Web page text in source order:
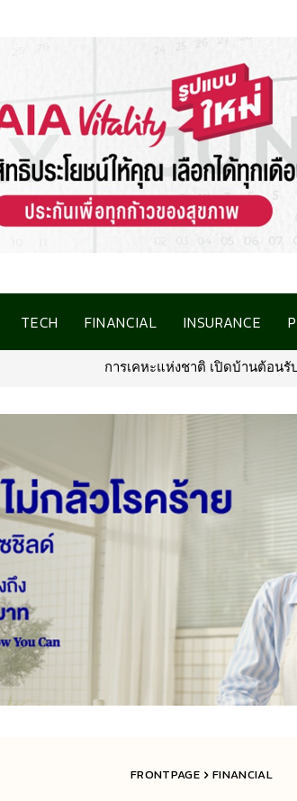
TECH FINANCIAL INSURANCE
รับสื่อมวลชน ชูโครงการที่อยู่อาศัยชลบุรี เชื่อมโ
FRONTPAGE FINANCIAL